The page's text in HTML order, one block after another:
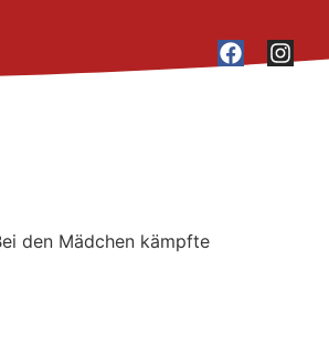
den Mädchen kämpfte